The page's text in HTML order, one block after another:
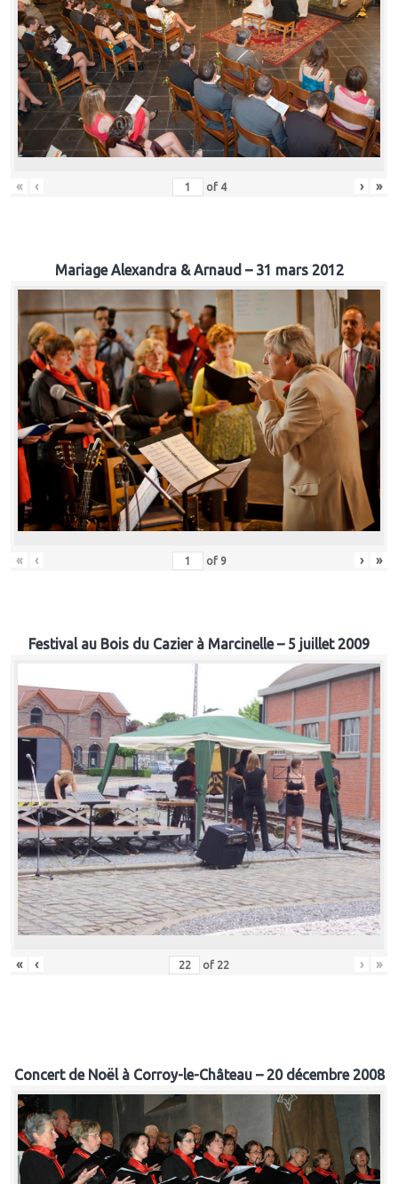
« ‹ of 4 › »
Mariage Alexandra & Arnaud – 31 mars 2012
« ‹ of 9 › »
Festival au Bois du Cazier à Marcinelle – 5 juillet 2009
« ‹ of 22 › »
Concert de Noël à Corroy-le-Château – 20 décembre 2008